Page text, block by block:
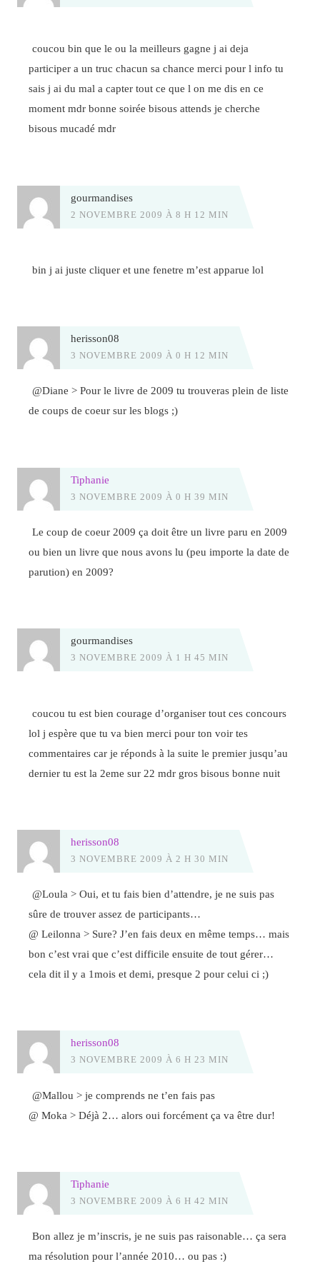
coucou bin que le ou la meilleurs gagne j ai deja
participer a un truc chacun sa chance merci pour l info tu
sais j ai du mal a capter tout ce que l on me dis en ce
moment mdr bonne soirée bisous attends je cherche
bisous mucadé mdr
gourmandises
2 NOVEMBRE 2009 À 8 H 12 MIN
bin j ai juste cliquer et une fenetre m’est apparue lol
herisson08
3 NOVEMBRE 2009 À 0 H 12 MIN
@Diane > Pour le livre de 2009 tu trouveras plein de liste
de coups de coeur sur les blogs ;)
Tiphanie
3 NOVEMBRE 2009 À 0 H 39 MIN
Le coup de coeur 2009 ça doit être un livre paru en 2009
ou bien un livre que nous avons lu (peu importe la date de
parution) en 2009?
gourmandises
3 NOVEMBRE 2009 À 1 H 45 MIN
coucou tu est bien courage d’organiser tout ces concours
lol j espère que tu va bien merci pour ton voir tes
commentaires car je réponds à la suite le premier jusqu’au
dernier tu est la 2eme sur 22 mdr gros bisous bonne nuit
herisson08
3 NOVEMBRE 2009 À 2 H 30 MIN
@Loula > Oui, et tu fais bien d’attendre, je ne suis pas
sûre de trouver assez de participants…
@ Leilonna > Sure? J’en fais deux en même temps… mais
bon c’est vrai que c’est difficile ensuite de tout gérer…
cela dit il y a 1mois et demi, presque 2 pour celui ci ;)
herisson08
3 NOVEMBRE 2009 À 6 H 23 MIN
@Mallou > je comprends ne t’en fais pas
@ Moka > Déjà 2… alors oui forcément ça va être dur!
Tiphanie
3 NOVEMBRE 2009 À 6 H 42 MIN
Bon allez je m’inscris, je ne suis pas raisonable… ça sera
ma résolution pour l’année 2010… ou pas :)